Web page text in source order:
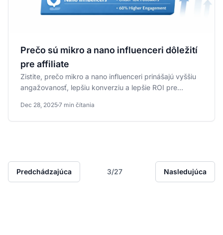
Prečo sú mikro a nano influenceri dôležití
pre affiliate
Zistite, prečo mikro a nano influenceri prinášajú vyššiu
angažovanosť, lepšiu konverziu a lepšie ROI pre
Dec 28, 20257 min čítania
Predchádzajúca 3/27 Nasledujúca